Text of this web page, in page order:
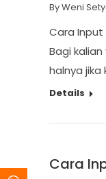
ByWeni
Cara Input
Bagi
halnya
Details
Cara